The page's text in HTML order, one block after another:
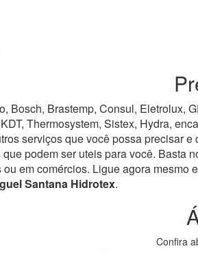
Bosch, Brastemp, Consul, Eletrolux,
Thermosystem, Sistex, Hydra,
serviços que você possa precisar
podem ser uteis para você. Basta
em comércios. Ligue agora mesmo
Santana Hidrotex.
Confira